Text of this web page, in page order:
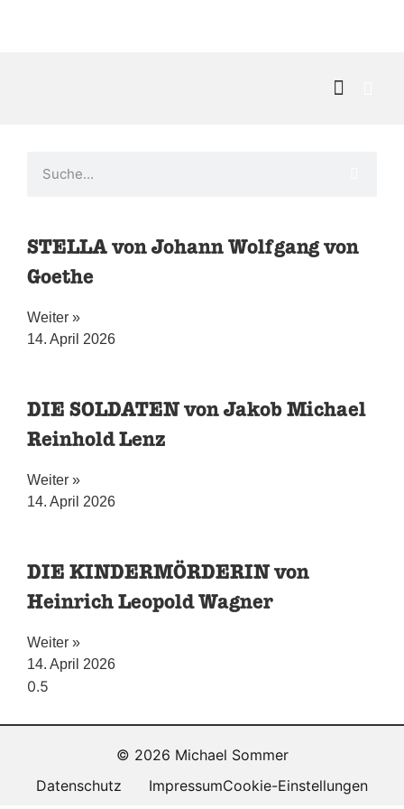
STELLA von Johann Wolfgang von
Goethe
Weiter »
14. April 2026
DIE SOLDATEN von Jakob Michael
Reinhold Lenz
Weiter »
14. April 2026
DIE KINDERMÖRDERIN von
Heinrich Leopold Wagner
Weiter »
14. April 2026
© 2026 Michael Sommer
Datenschutz
ImpressumCookie-Einstellungen